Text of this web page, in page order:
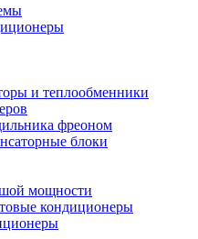
и теплообменники
фреоном
блоки
мощности
кондиционеры